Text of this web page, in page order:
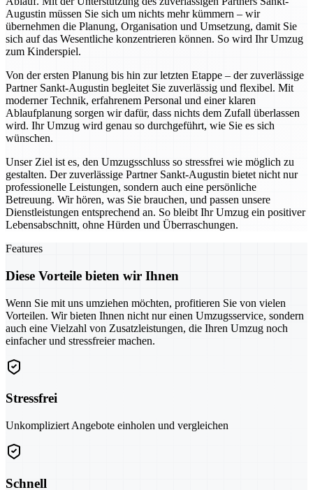
Augustin müssen Sie sich um nichts mehr kümmern – wir
übernehmen die Planung, Organisation und Umsetzung, damit Sie
sich auf das Wesentliche konzentrieren können. So wird Ihr Umzug
zum Kinderspiel.
Von der ersten Planung bis hin zur letzten Etappe – der zuverlässige
Partner Sankt-Augustin begleitet Sie zuverlässig und flexibel. Mit
moderner Technik, erfahrenem Personal und einer klaren
Ablaufplanung sorgen wir dafür, dass nichts dem Zufall überlassen
wird. Ihr Umzug wird genau so durchgeführt, wie Sie es sich
wünschen.
Unser Ziel ist es, den Umzugsschluss so stressfrei wie möglich zu
gestalten. Der zuverlässige Partner Sankt-Augustin bietet nicht nur
professionelle Leistungen, sondern auch eine persönliche
Betreuung. Wir hören, was Sie brauchen, und passen unsere
Dienstleistungen entsprechend an. So bleibt Ihr Umzug ein positiver
Lebensabschnitt, ohne Hürden und Überraschungen.
Features
Diese Vorteile bieten wir Ihnen
Wenn Sie mit uns umziehen möchten, profitieren Sie von vielen
Vorteilen. Wir bieten Ihnen nicht nur einen Umzugsservice, sondern
auch eine Vielzahl von Zusatzleistungen, die Ihren Umzug noch
einfacher und stressfreier machen.
Stressfrei
Unkompliziert Angebote einholen und vergleichen
Schnell